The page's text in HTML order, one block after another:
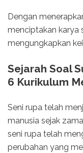
Dengan
menciptakan karya
mengungkapkan
Sejarah Soal
6 Kurikulum
Seni rupa telah
manusia sejak
seni rupa telah
perubahan yang